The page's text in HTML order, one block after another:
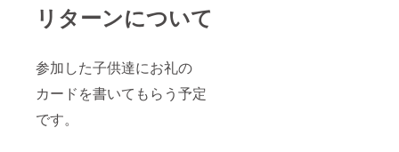
リターンについて
参加した子供達にお礼の
カードを書いてもらう予定
です。